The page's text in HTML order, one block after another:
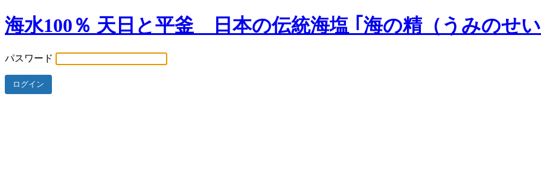
海水100％ 天日と平釜 日本の伝統海塩 ｢海の精（うみのせ
パスワード